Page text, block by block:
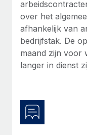
Meer informatie
Hoe Phiture 55
beheert met
Phiture, een
Meer informatie
over het
afhankelijk van
bedrijfstak. De
maand zijn voor
langer in dienst